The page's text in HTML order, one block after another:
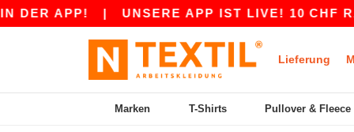
APP!| UNSERE APP IST LIVE! 10 CHF
Lieferung
Marken T-Shirts Pullover & Fleece